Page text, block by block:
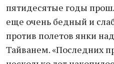
пятидесятые годы
еще очень бедный и
против полетов янки
Тайванем. «Последних